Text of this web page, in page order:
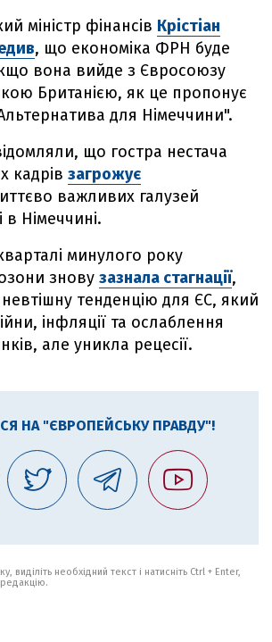
міністр фінансів Крістіан
, що економіка ФРН буде
вона вийде з Євросоюзу
Британією, як це пропонує
для Німеччини".
що гостра нестача
кадрів загрожує
важливих галузей
Німеччині.
минулого року
знову зазнала стагнації,
тенденцію для ЄС, який
інфляції та ослаблення
але уникла рецесії.
НА "ЄВРОПЕЙСЬКУ ПРАВДУ"!
виділіть необхідний текст і натисніть Ctrl + Enter,